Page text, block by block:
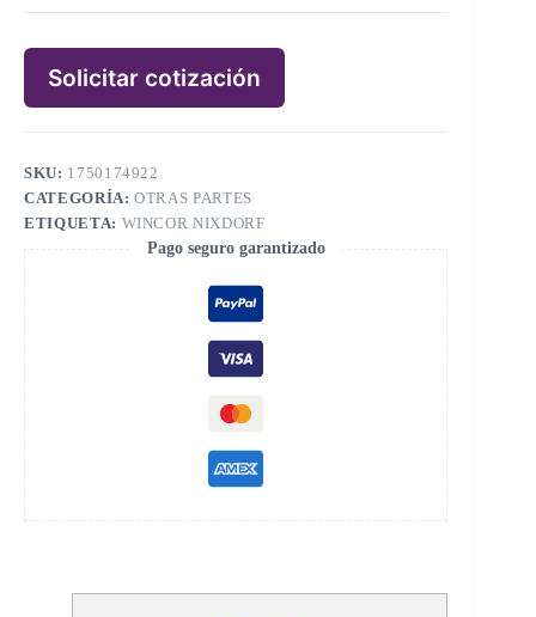
Solicitar cotización
SKU: 1750174922
CATEGORÍA:OTRAS PARTES
ETIQUETA: WINCOR NIXDORF
Pago seguro garantizado